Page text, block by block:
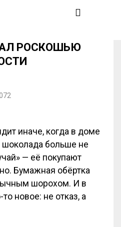
РОСКОШЬЮ
иначе, когда в доме
шоколада больше не
— её покупают
Бумажная обёртка
шорохом. И в
новое: не отказ, а